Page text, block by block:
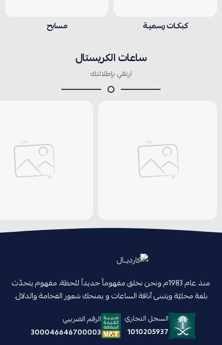
كبكـات رسميـة مسابح
ساعات الكريستال
ارتقي بإطلالتك
منذ عام 1983م ونحن نخلق مفهوماً جديداً للحظة، مفهوم يتحدّث
بلغة محليّة ويتبنى أناقة الساعات و يمنحك شعور الفخامة والدلال.
السجل التجاري
1010205937
الرقم الضريبي
300046646700003